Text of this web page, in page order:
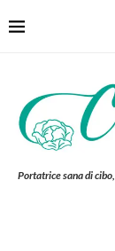
Portatrice sana di